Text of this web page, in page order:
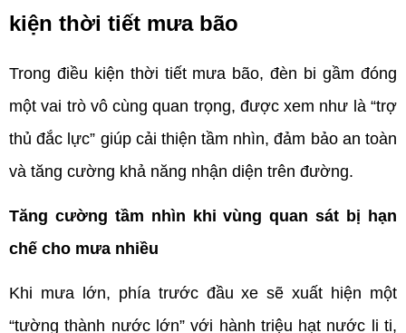
kiện thời tiết mưa bão
Trong điều kiện thời tiết mưa bão, đèn bi gầm đóng
một vai trò vô cùng quan trọng, được xem như là “trợ
thủ đắc lực” giúp cải thiện tầm nhìn, đảm bảo an toàn
và tăng cường khả năng nhận diện trên đường.
Tăng cường tầm nhìn khi vùng quan sát bị hạn
chế cho mưa nhiều
Khi mưa lớn, phía trước đầu xe sẽ xuất hiện một
“tường thành nước lớn” với hành triệu hạt nước li ti,